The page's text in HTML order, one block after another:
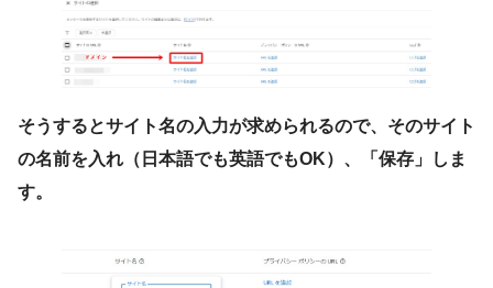
そうするとサイト名の入力が求められるので、そのサイト
の名前を入れ（日本語でも英語でもOK）、「保存」しま
す。